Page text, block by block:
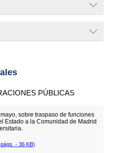
PÚBLICAS
sobre traspaso de funciones
Estado a la Comunidad de Madrid
págs. - 36 KB)